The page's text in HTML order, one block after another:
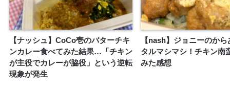
【ナッシュ】CoCo壱のバターチキ
ンカレー食べてみた結果…「チキン
が主役でカレーが脇役」という逆転
現象が発生
【nash】ジョニーのか
タルマシマシ！チキン南
みた感想